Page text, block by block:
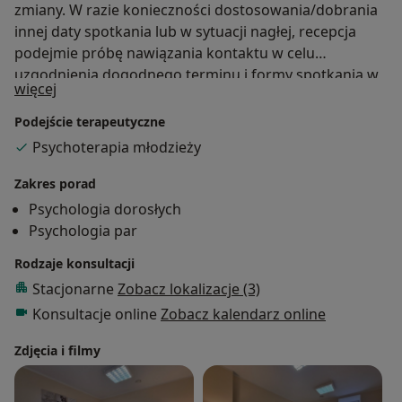
zmiany. W razie konieczności dostosowania/dobrania
innej daty spotkania lub w sytuacji nagłej, recepcja
podejmie próbę nawiązania kontaktu w celu
uzgodnienia dogodnego terminu i formy spotkania w
zależności od możliwości, czy to stacjonarnie, czy
online.
więcej
Podejście terapeutyczne
Psychoterapia młodzieży
Zakres porad
Psychologia dorosłych
Psychologia par
Rodzaje konsultacji
Stacjonarne Zobacz lokalizacje (3)
Konsultacje online Zobacz kalendarz online
Zdjęcia i filmy